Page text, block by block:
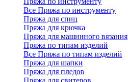
Все Пряжа по инструменту
Пряжа для спиц
Пряжа для крючка
Пряжа для машинного вязания
Пряжа по типам изделий
Все Пряжа по типам изделий
Пряжа для шапки
Пряжа для пледов
Пряжа для свитеров